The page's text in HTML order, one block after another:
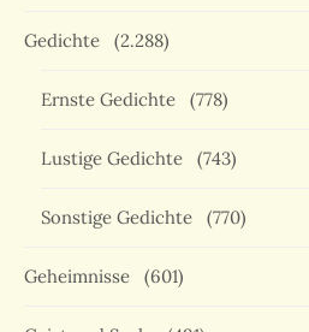
Gedichte (2.288)
Ernste Gedichte (778)
Lustige Gedichte (743)
Sonstige Gedichte (770)
Geheimnisse (601)